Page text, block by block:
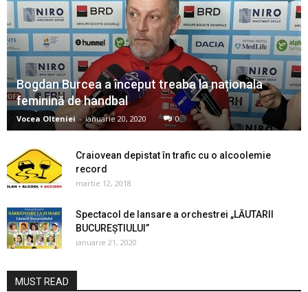
Bogdan Burcea a început treaba la naționala
feminină de handbal
Vocea Olteniei - ianuarie 20, 2020 0
Craiovean depistat în trafic cu o alcoolemie
record
martie 12, 2018
Spectacol de lansare a orchestrei „LĂUTARII
BUCUREȘTIULUI”
ianuarie 21, 2020
MUST READ